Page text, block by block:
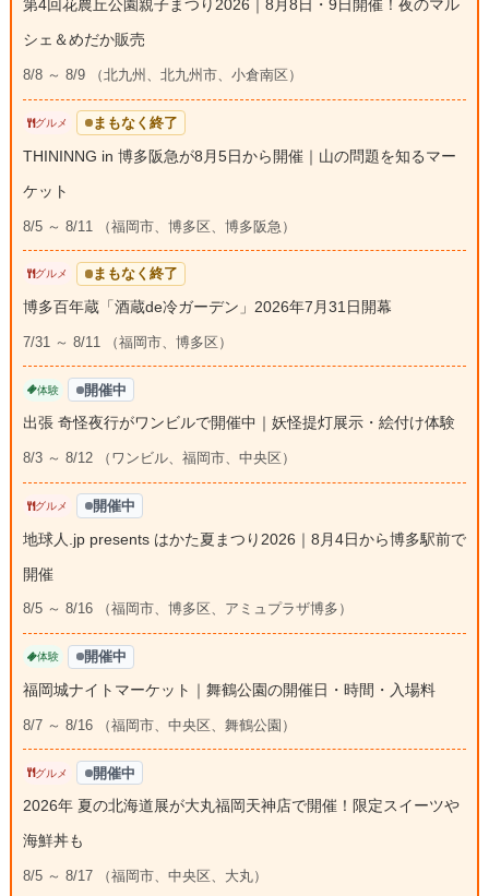
第4回花農丘公園親子まつり2026｜8月8日・9日開催！夜のマル
シェ＆めだか販売
8/8 ～ 8/9 （北九州、北九州市、小倉南区）
グルメ まもなく終了
THININNG in 博多阪急が8月5日から開催｜山の問題を知るマー
ケット
8/5 ～ 8/11 （福岡市、博多区、博多阪急）
グルメ まもなく終了
博多百年蔵「酒蔵de冷ガーデン」2026年7月31日開幕
7/31 ～ 8/11 （福岡市、博多区）
体験 開催中
出張 奇怪夜行がワンビルで開催中｜妖怪提灯展示・絵付け体験
8/3 ～ 8/12 （ワンビル、福岡市、中央区）
グルメ 開催中
地球人.jp presents はかた夏まつり2026｜8月4日から博多駅前で
開催
8/5 ～ 8/16 （福岡市、博多区、アミュプラザ博多）
体験 開催中
福岡城ナイトマーケット｜舞鶴公園の開催日・時間・入場料
8/7 ～ 8/16 （福岡市、中央区、舞鶴公園）
グルメ 開催中
2026年 夏の北海道展が大丸福岡天神店で開催！限定スイーツや
海鮮丼も
8/5 ～ 8/17 （福岡市、中央区、大丸）